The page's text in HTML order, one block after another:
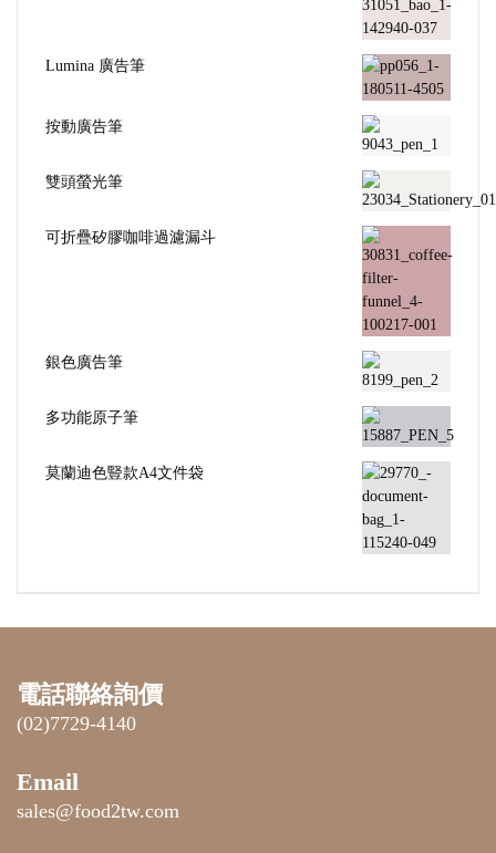
Lumina 廣告筆
按動廣告筆
雙頭螢光筆
可折疊矽膠咖啡過濾漏斗
銀色廣告筆
多功能原子筆
莫蘭迪色豎款A4文件袋
電話聯絡詢價
(02)7729-4140
Email
sales@food2tw.com